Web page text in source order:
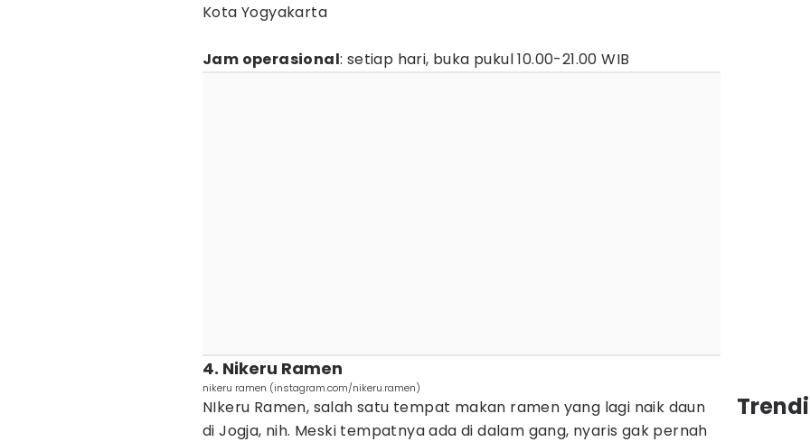
Kota Yogyakarta
Jam operasional: setiap hari, buka pukul 10.00-21.00 WIB
4. Nikeru Ramen
nikeru ramen (instagram.com/nikeru.ramen)
NIkeru Ramen, salah satu tempat makan ramen yang lagi naik daun
di Jogja, nih. Meski tempatnya ada di dalam gang, nyaris gak pernah